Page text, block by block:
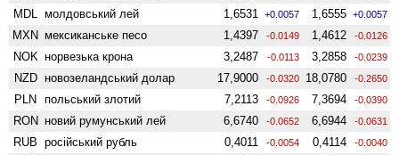
MDL молдовський лей 1,6531 +0.0057 1,6555 +0.0057
MXN мексиканське песо 1,4397 -0.0149 1,4612 -0.0126
NOK норвезька крона 3,2487 -0.0113 3,2858 -0.0239
NZD ново­зеландський долар 17,9000 -0.0320 18,0780 -0.2650
PLN польський злотий 7,2113 -0.0926 7,3694 -0.0390
RON новий румунський лей 6,6740 -0.0652 6,6944 -0.0631
RUB російський рубль 0,4011 -0.0054 0,4114 -0.0040